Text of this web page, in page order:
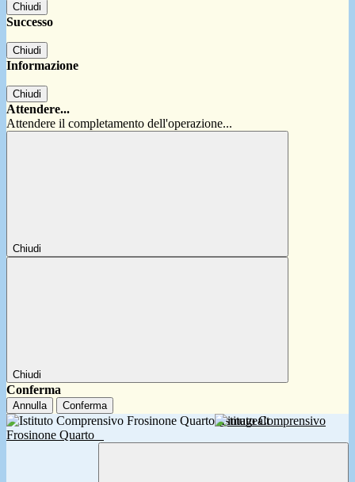
Chiudi
Successo
Chiudi
Informazione
Chiudi
Attendere...
Attendere il completamento dell'operazione...
Chiudi
Chiudi
Conferma
Annulla Conferma
Istituto Comprensivo
Frosinone Quarto